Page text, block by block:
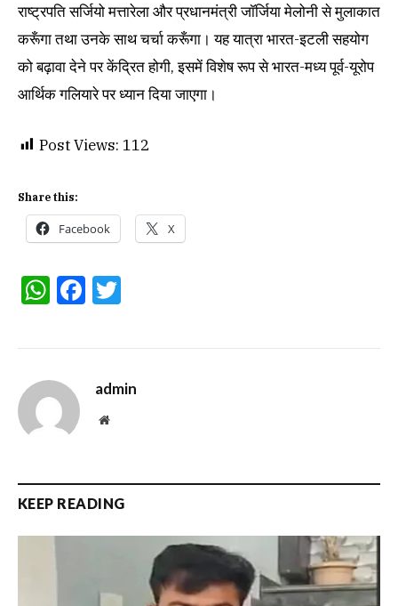
राष्ट्रपति सर्जियो मत्तारेला और प्रधानमंत्री जॉर्जिया मेलोनी से मुलाकात
करूँगा तथा उनके साथ चर्चा करूँगा। यह यात्रा भारत-इटली सहयोग
को बढ़ावा देने पर केंद्रित होगी, इसमें विशेष रूप से भारत-मध्य पूर्व-यूरोप
आर्थिक गलियारे पर ध्यान दिया जाएगा।
Post Views: 112
Share this:
Facebook X
WhatsApp
Facebook
admin
Website
KEEP READING